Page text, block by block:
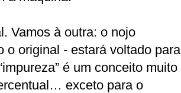
Vamos à outra: o nojo
o original - estará voltado para
é um conceito muito
exceto para o